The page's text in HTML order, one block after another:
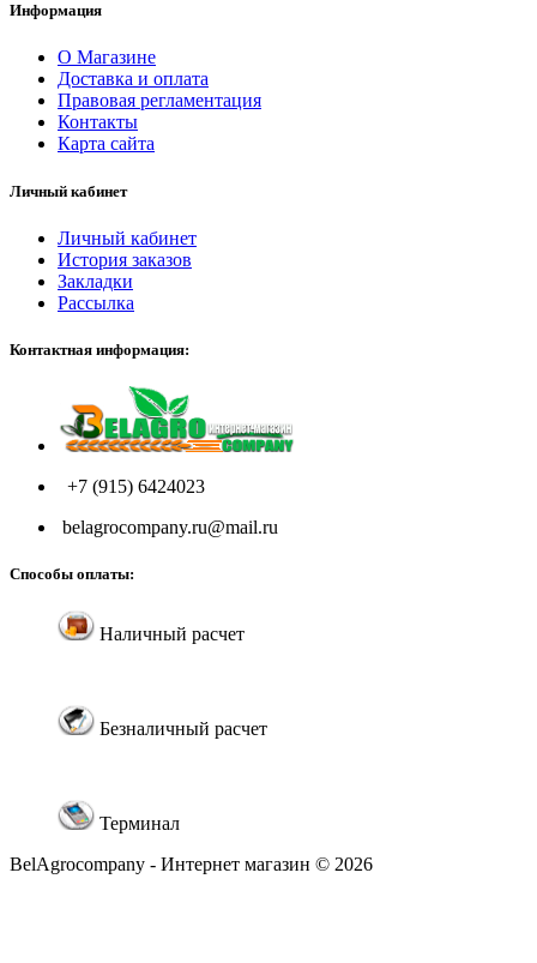
Информация
О Магазине
Доставка и оплата
Правовая регламентация
Контакты
Карта сайта
Личный кабинет
Личный кабинет
История заказов
Закладки
Рассылка
Контактная информация:
+7 (915) 6424023
belagrocompany.ru@mail.ru
Способы оплаты:
Наличный расчет
Безналичный расчет
Терминал
BelAgrocompany - Интернет магазин © 2026